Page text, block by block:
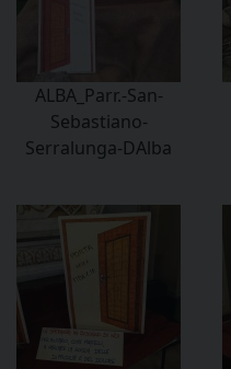
ALBA_Parr.-San-
Sebastiano-
Serralunga-DAlba